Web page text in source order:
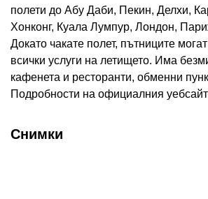
полети до Абу Даби, Пекин, Делхи,
Хонконг, Куала Лумпур, Лондон,
Докато чакате полет, пътниците
всички услуги на летището. Има
кафенета и ресторанти, обменни
Подробности на официалния
Снимки